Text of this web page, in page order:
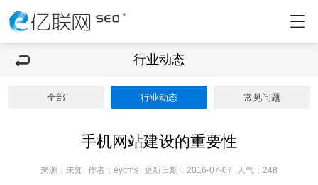
行业动态
全部 行业动态 常见问题
手机网站建设的重要性
来源：未知 作者：eycms 更新日期：2016-07-07 人气： 248